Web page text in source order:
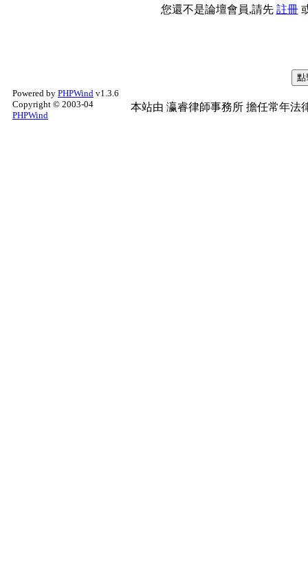
您還不是論壇會員,請先 註冊
Powered by PHPWind v1.3.6
Copyright © 2003-04
PHPWind
本站由 瀛睿律師事務所 擔任常年法